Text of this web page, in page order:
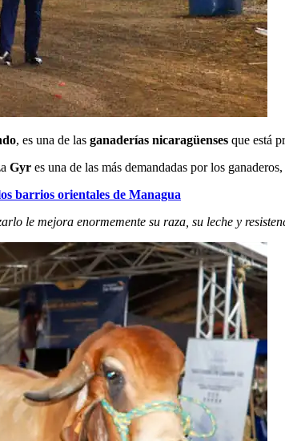
, es una de las ganaderías nicaragüenses que está
Gyr es una de las más demandadas por los
barrios orientales de Managua
le mejora enormemente su raza, su leche y